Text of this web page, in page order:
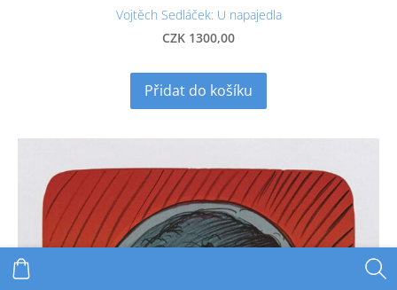
Vojtěch Sedláček: U napajedla
CZK 1300,00
Přidat do košíku